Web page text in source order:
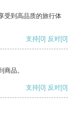
受到高品质的旅行体
支持[0] 反对[0]
品。
支持[0] 反对[0]